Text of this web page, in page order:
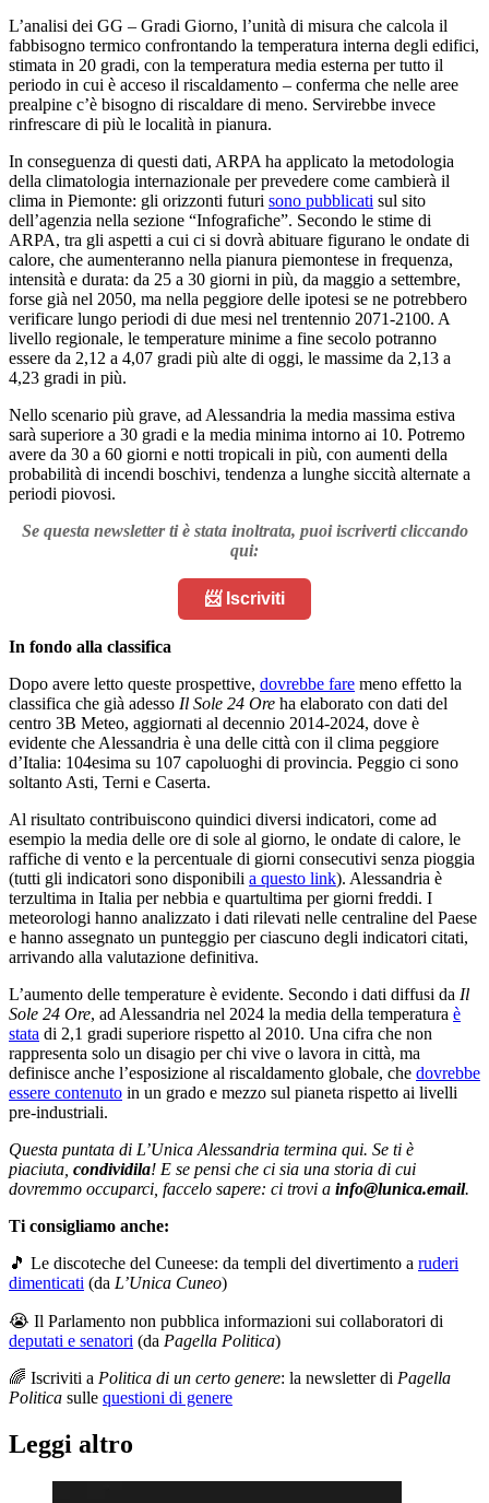
L’analisi dei GG – Gradi Giorno, l’unità di misura che calcola il
fabbisogno termico confrontando la temperatura interna degli edifici,
stimata in 20 gradi, con la temperatura media esterna per tutto il
periodo in cui è acceso il riscaldamento – conferma che nelle aree
prealpine c’è bisogno di riscaldare di meno. Servirebbe invece
rinfrescare di più le località in pianura.
In conseguenza di questi dati, ARPA ha applicato la metodologia
della climatologia internazionale per prevedere come cambierà il
clima in Piemonte: gli orizzonti futuri sono pubblicati sul sito
dell’agenzia nella sezione “Infografiche”. Secondo le stime di
ARPA, tra gli aspetti a cui ci si dovrà abituare figurano le ondate di
calore, che aumenteranno nella pianura piemontese in frequenza,
intensità e durata: da 25 a 30 giorni in più, da maggio a settembre,
forse già nel 2050, ma nella peggiore delle ipotesi se ne potrebbero
verificare lungo periodi di due mesi nel trentennio 2071-2100. A
livello regionale, le temperature minime a fine secolo potranno
essere da 2,12 a 4,07 gradi più alte di oggi, le massime da 2,13 a
4,23 gradi in più.
Nello scenario più grave, ad Alessandria la media massima estiva
sarà superiore a 30 gradi e la media minima intorno ai 10. Potremo
avere da 30 a 60 giorni e notti tropicali in più, con aumenti della
probabilità di incendi boschivi, tendenza a lunghe siccità alternate a
periodi piovosi.
Se questa newsletter ti è stata inoltrata, puoi iscriverti cliccando
qui:
📨 Iscriviti
In fondo alla classifica
Dopo avere letto queste prospettive, dovrebbe fare meno effetto la
classifica che già adesso Il Sole 24 Ore ha elaborato con dati del
centro 3B Meteo, aggiornati al decennio 2014-2024, dove è
evidente che Alessandria è una delle città con il clima peggiore
d’Italia: 104esima su 107 capoluoghi di provincia. Peggio ci sono
soltanto Asti, Terni e Caserta.
Al risultato contribuiscono quindici diversi indicatori, come ad
esempio la media delle ore di sole al giorno, le ondate di calore, le
raffiche di vento e la percentuale di giorni consecutivi senza pioggia
(tutti gli indicatori sono disponibili a questo link). Alessandria è
terzultima in Italia per nebbia e quartultima per giorni freddi. I
meteorologi hanno analizzato i dati rilevati nelle centraline del Paese
e hanno assegnato un punteggio per ciascuno degli indicatori citati,
arrivando alla valutazione definitiva.
L’aumento delle temperature è evidente. Secondo i dati diffusi da Il
Sole 24 Ore, ad Alessandria nel 2024 la media della temperatura è
stata di 2,1 gradi superiore rispetto al 2010. Una cifra che non
rappresenta solo un disagio per chi vive o lavora in città, ma
definisce anche l’esposizione al riscaldamento globale, che dovrebbe
essere contenuto in un grado e mezzo sul pianeta rispetto ai livelli
pre-industriali.
Questa puntata di L’Unica Alessandria termina qui. Se ti è
piaciuta, condividila! E se pensi che ci sia una storia di cui
dovremmo occuparci, faccelo sapere: ci trovi a info@lunica.email.
Ti consigliamo anche:
🎵 Le discoteche del Cuneese: da templi del divertimento a ruderi
dimenticati (da L’Unica Cuneo)
😭 Il Parlamento non pubblica informazioni sui collaboratori di
deputati e senatori (da Pagella Politica)
🌈 Iscriviti a Politica di un certo genere: la newsletter di Pagella
Politica sulle questioni di genere
Leggi altro